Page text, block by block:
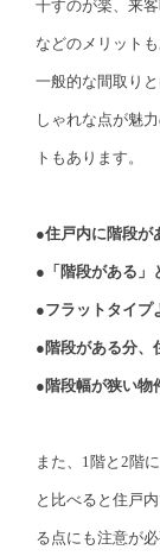
干すのが楽、来
などのメリットも
一般的な間取り
しゃれな点が魅
トもあります。
●住戸内に階段が
●「階段がある」
●フラットタイプ
●階段がある分、
●階段幅が狭い物
また、1階と2階
と比べると住戸
る点にも注意が必